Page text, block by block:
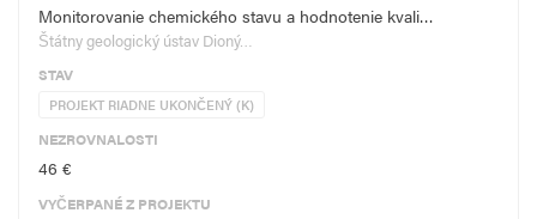
Monitorovanie chemického stavu a hodnotenie kvali…
Štátny geologický ústav Dioný…
STAV
PROJEKT RIADNE UKONČENÝ (K)
NEZROVNALOSTI
46 €
VYČERPANÉ Z PROJEKTU